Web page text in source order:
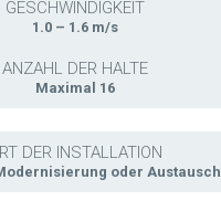
GESCHWINDIGKEIT
1.0 – 1.6 m/s
ANZAHL DER HALTE
Maximal 16
DER INSTALLATION
oder Austausch